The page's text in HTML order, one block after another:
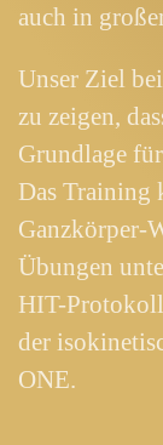
auch in
Unser Ziel
zu zeigen,
Grundlage
Das Training
Ganzkörper-
Übungen
HIT-
der
ONE.